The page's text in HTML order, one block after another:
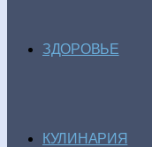
ЗДОРОВЬЕ
КУЛИНАРИЯ